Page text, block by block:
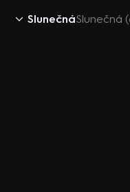
SlunečnáSlunečná